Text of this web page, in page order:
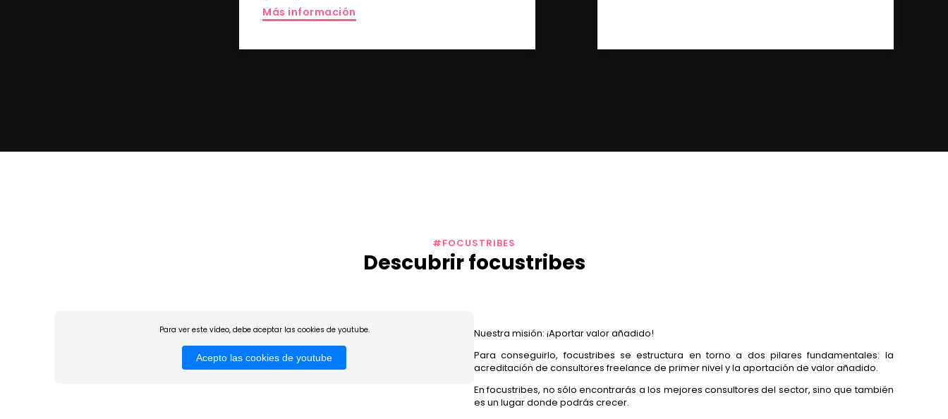
Más información
#FOCUSTRIBES
Descubrir focustribes
Para ver este vídeo, debe aceptar las cookies de youtube.
Acepto las cookies de youtube
Nuestra misión: ¡Aportar valor añadido!
Para conseguirlo, focustribes se estructura en torno a dos pilares fundamentales: la
acreditación de consultores freelance de primer nivel y la aportación de valor añadido.
En focustribes, no sólo encontrarás a los mejores consultores del sector, sino que también
es un lugar donde podrás crecer.